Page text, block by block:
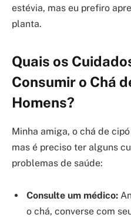
estévia, mas eu prefiro
planta.
Quais os
Consumir o Chá
Homens?
Minha amiga, o chá de
mas é preciso ter alguns
problemas de saúde:
Consulte um médico:
o chá, converse com